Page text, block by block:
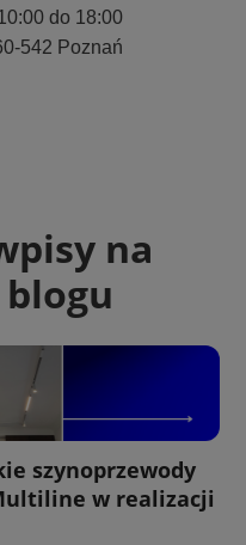
do 18:00
542 Poznań
na
szynoprzewody
w realizacji